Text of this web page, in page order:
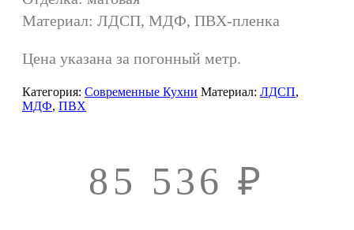
Материал: ЛДСП, МДФ, ПВХ-пленка
Цена указана за погонный метр.
Категория: Современные Кухни Материал: ЛДСП,
МДФ, ПВХ
85 536₽